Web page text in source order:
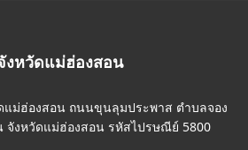
งหวัดแม่ฮ่องสอน
แม่ฮ่องสอน ถนนขุนลุมประพาส ตำบลจอง
จังหวัดแม่ฮ่องสอน รหัสไปรษณีย์ 5800